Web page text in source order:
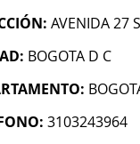
AVENIDA 27
BOGOTA D C
3103243964